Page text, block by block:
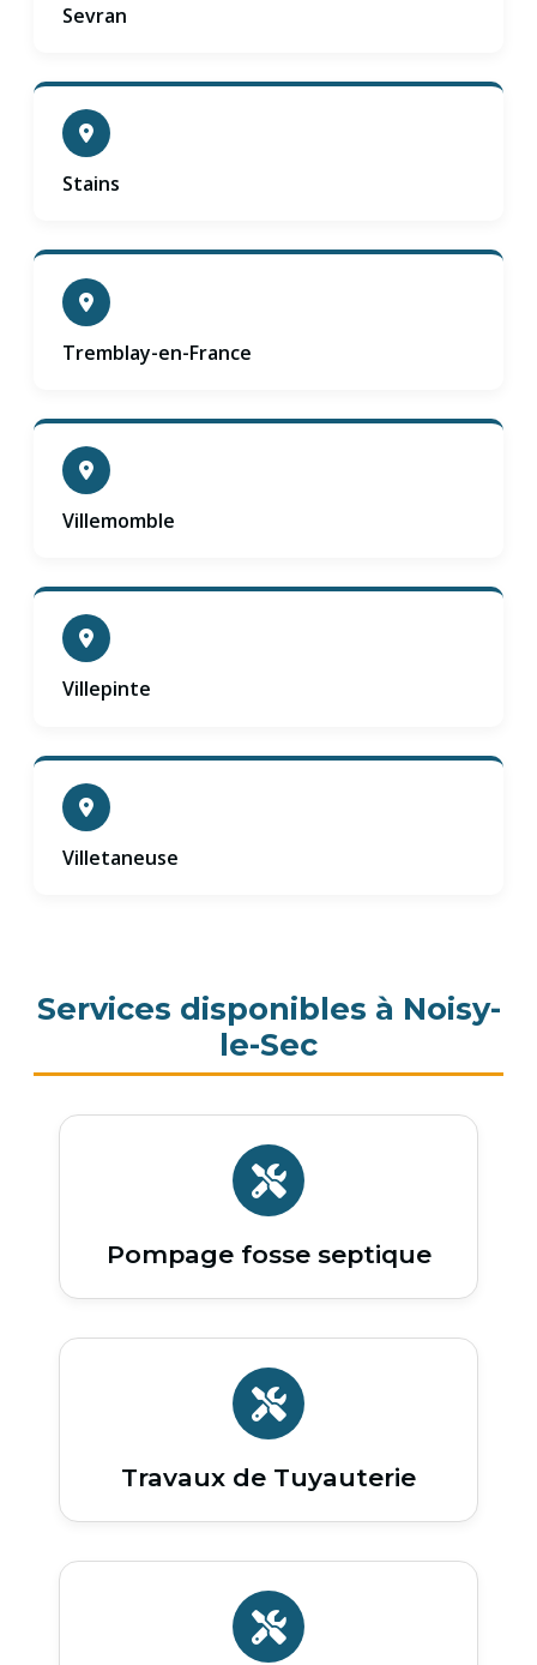
Sevran
Stains
Tremblay-en-France
Villemomble
Villepinte
Villetaneuse
Services disponibles à Noisy-
le-Sec
Pompage fosse septique
Travaux de Tuyauterie